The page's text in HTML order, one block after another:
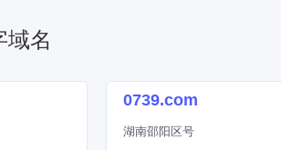
域名
0739.com
湖南邵阳区号